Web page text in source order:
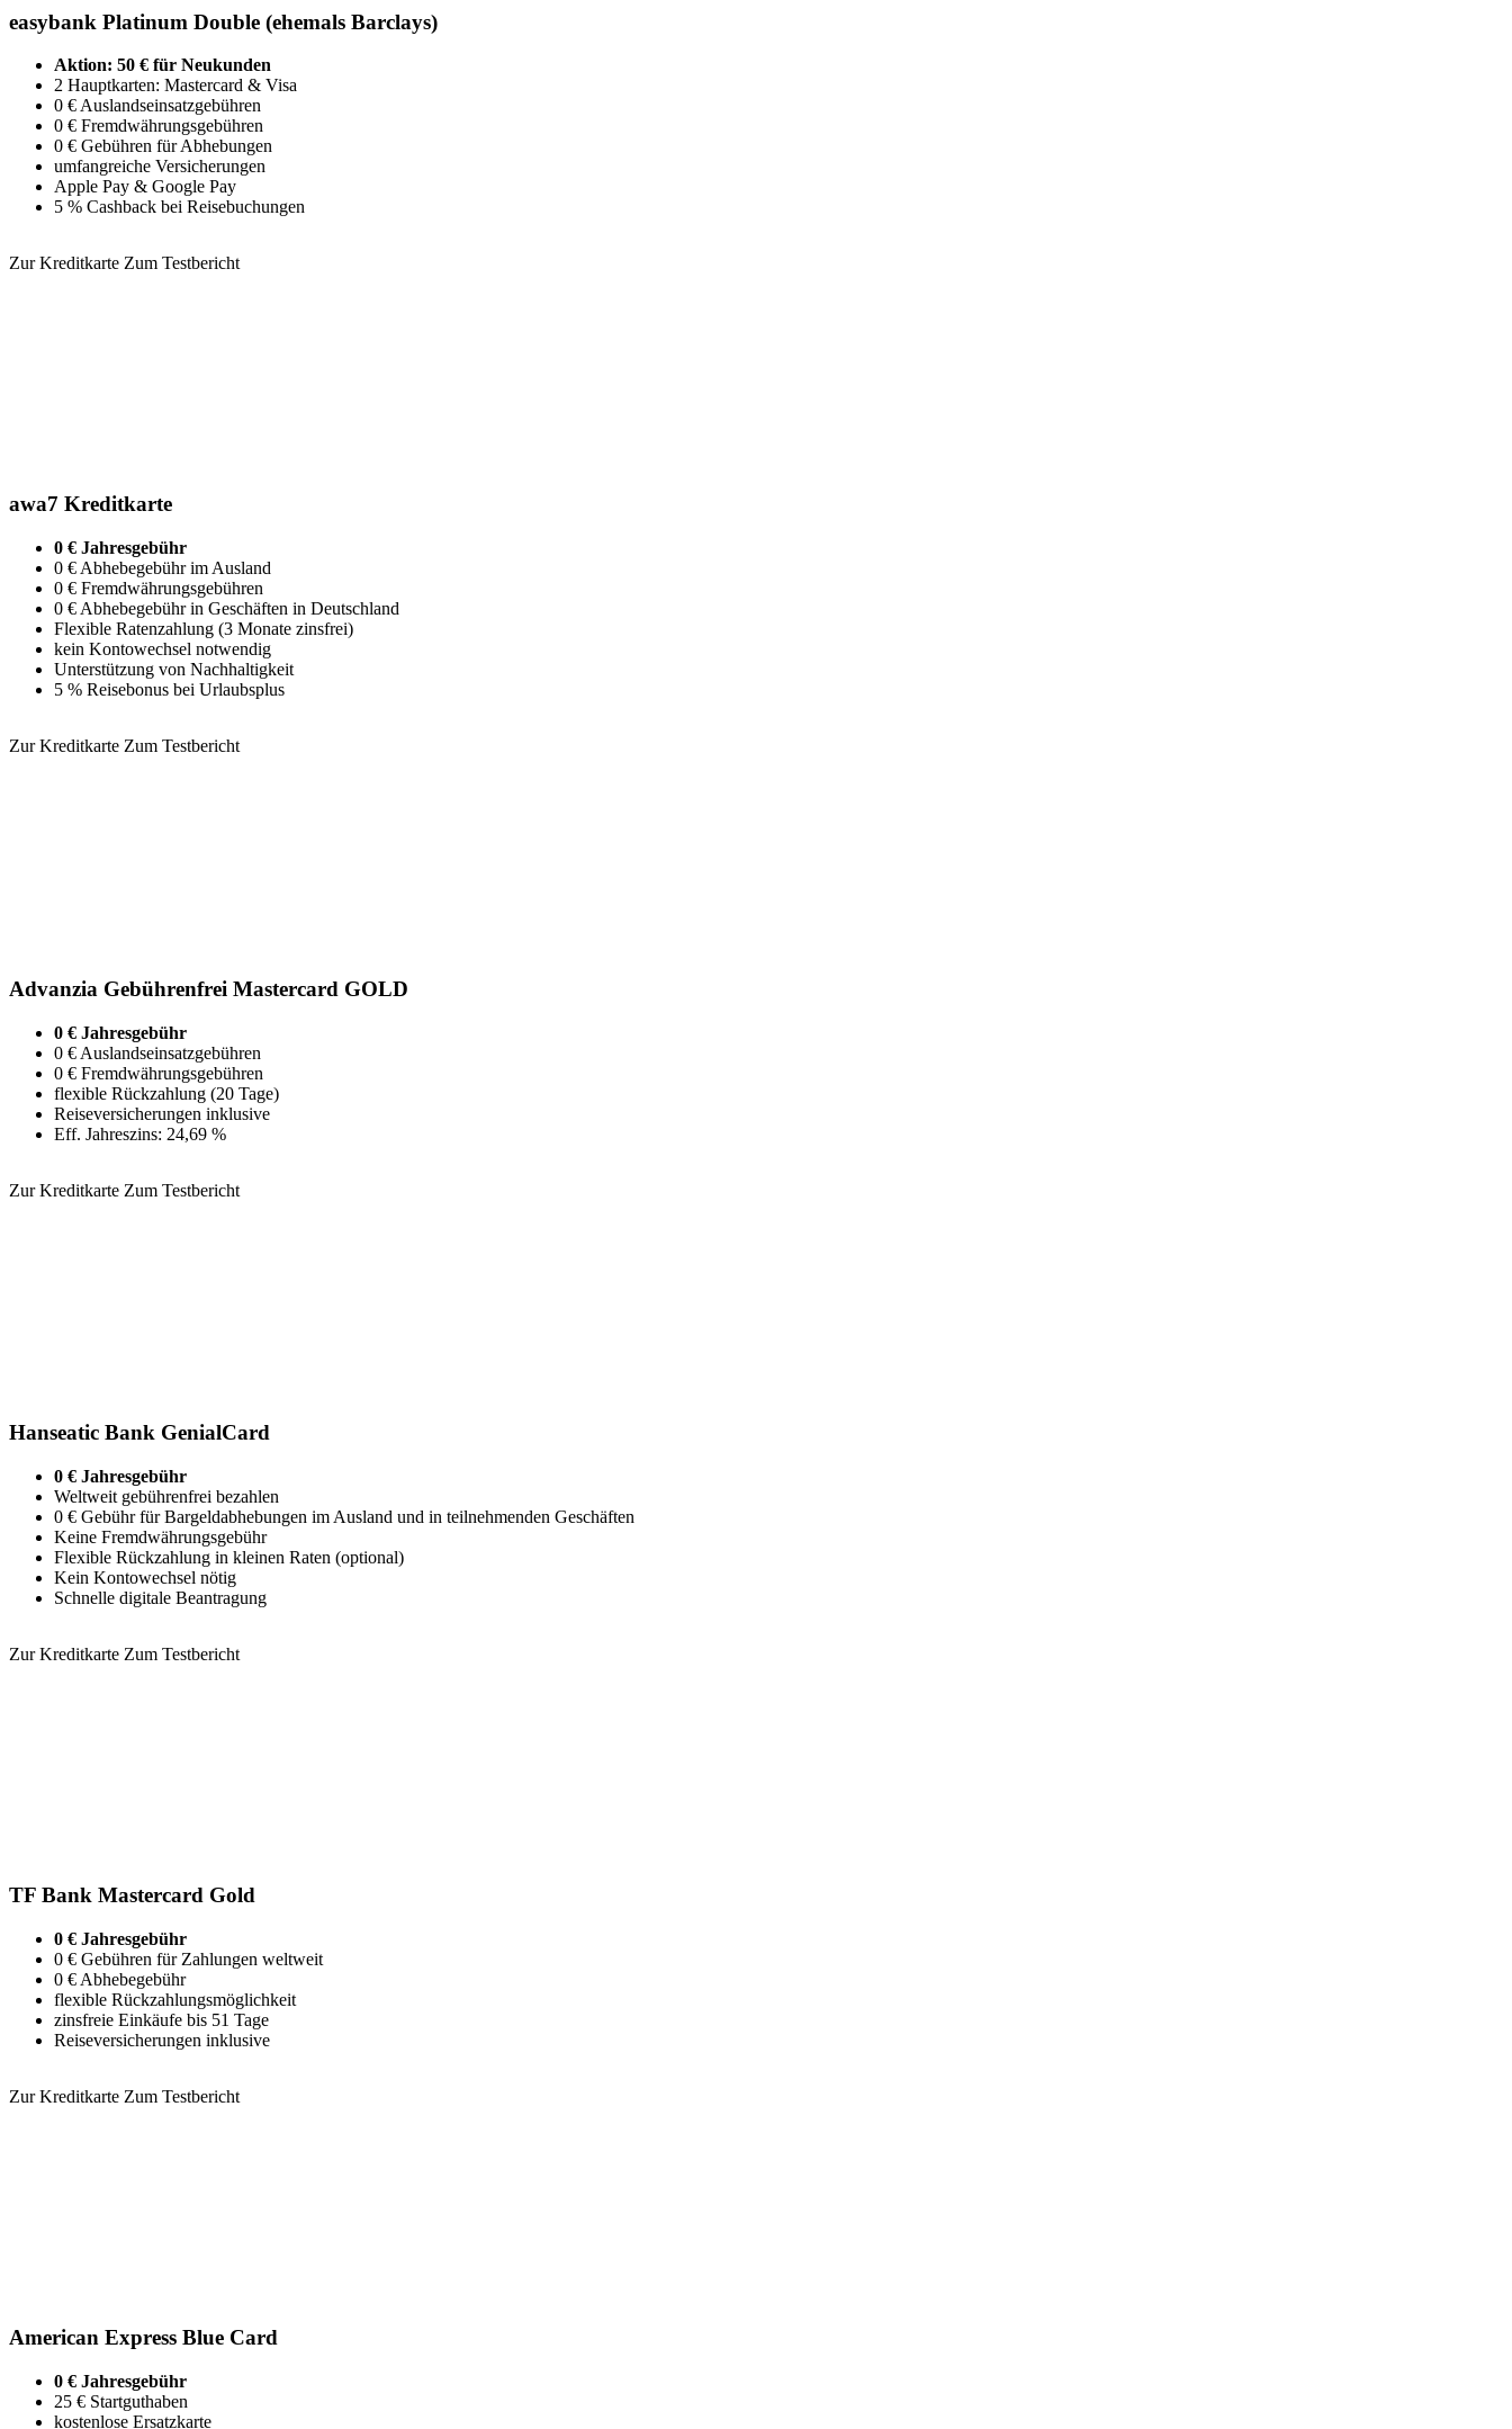
easybank Platinum Double (ehemals Barclays)
Aktion: 50 € für Neukunden
2 Hauptkarten: Mastercard & Visa
0 € Auslandseinsatzgebühren
0 € Fremdwährungsgebühren
0 € Gebühren für Abhebungen
umfangreiche Versicherungen
Apple Pay & Google Pay
5 % Cashback bei Reisebuchungen
Zur Kreditkarte Zum Testbericht
awa7 Kreditkarte
0 € Jahresgebühr
0 € Abhebegebühr im Ausland
0 € Fremdwährungsgebühren
0 € Abhebegebühr in Geschäften in Deutschland
Flexible Ratenzahlung (3 Monate zinsfrei)
kein Kontowechsel notwendig
Unterstützung von Nachhaltigkeit
5 % Reisebonus bei Urlaubsplus
Zur Kreditkarte Zum Testbericht
Advanzia Gebührenfrei Mastercard GOLD
0 € Jahresgebühr
0 € Auslandseinsatzgebühren
0 € Fremdwährungsgebühren
flexible Rückzahlung (20 Tage)
Reiseversicherungen inklusive
Eff. Jahreszins: 24,69 %
Zur Kreditkarte Zum Testbericht
Hanseatic Bank GenialCard
0 € Jahresgebühr
Weltweit gebührenfrei bezahlen
0 € Gebühr für Bargeldabhebungen im Ausland und in teilnehmenden Geschäften
Keine Fremdwährungsgebühr
Flexible Rückzahlung in kleinen Raten (optional)
Kein Kontowechsel nötig
Schnelle digitale Beantragung
Zur Kreditkarte Zum Testbericht
TF Bank Mastercard Gold
0 € Jahresgebühr
0 € Gebühren für Zahlungen weltweit
0 € Abhebegebühr
flexible Rückzahlungsmöglichkeit
zinsfreie Einkäufe bis 51 Tage
Reiseversicherungen inklusive
Zur Kreditkarte Zum Testbericht
American Express Blue Card
0 € Jahresgebühr
25 € Startguthaben
kostenlose Ersatzkarte